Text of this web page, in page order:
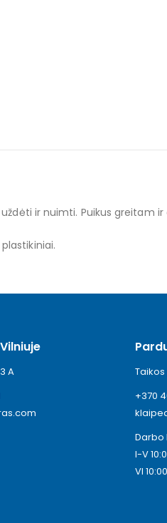
uždėti ir nuimti. Puikus
A
+370
Darbo
I-V
VI